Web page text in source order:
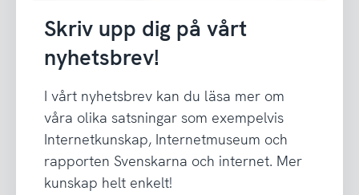
Skriv upp dig på vårt
nyhetsbrev!
I vårt nyhetsbrev kan du läsa mer om
våra olika satsningar som exempelvis
Internetkunskap, Internetmuseum och
rapporten Svenskarna och internet. Mer
kunskap helt enkelt!